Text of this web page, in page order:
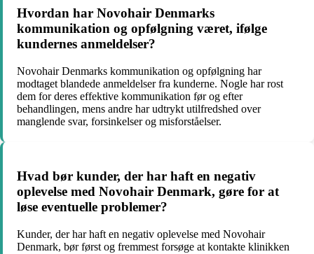
Hvordan har Novohair Denmarks
kommunikation og opfølgning været, ifølge
kundernes anmeldelser?
Novohair Denmarks kommunikation og opfølgning har
modtaget blandede anmeldelser fra kunderne. Nogle har rost
dem for deres effektive kommunikation før og efter
behandlingen, mens andre har udtrykt utilfredshed over
manglende svar, forsinkelser og misforståelser.
Hvad bør kunder, der har haft en negativ
oplevelse med Novohair Denmark, gøre for at
løse eventuelle problemer?
Kunder, der har haft en negativ oplevelse med Novohair
Denmark, bør først og fremmest forsøge at kontakte klinikken